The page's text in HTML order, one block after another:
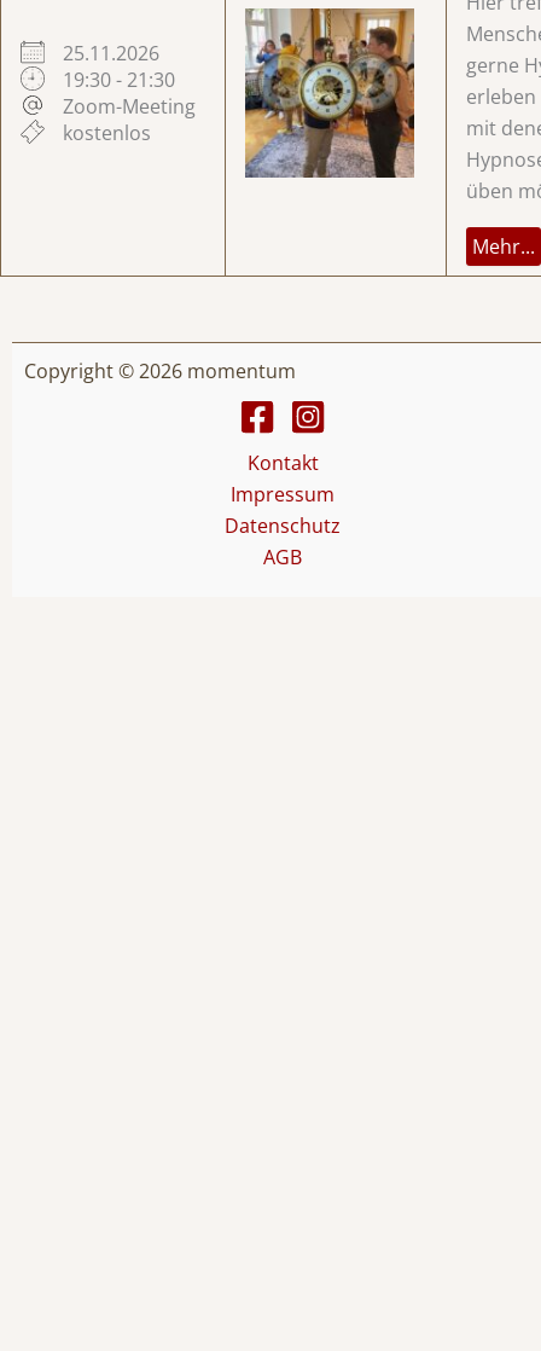
25.11.2026
19:30 - 21:30
Zoom-Meeting
kostenlos
gerne
mit
üben
Mehr...
Copyright © 2026 momentum
Kontakt
Impressum
Datenschutz
AGB